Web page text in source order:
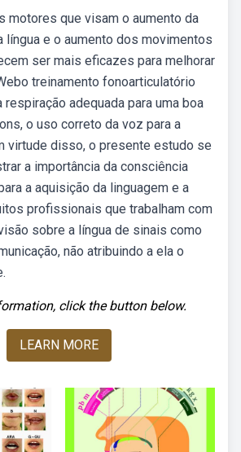
motores que visam o aumento da
língua e o aumento dos movimentos
ser mais eficazes para melhorar
treinamento fonoarticulatório
adequada para uma boa
o uso correto da voz para a
virtude disso, o presente estudo se
a importância da consciência
a aquisição da linguagem e a
profissionais que trabalham com
sobre a língua de sinais como
não atribuindo a ela o
click the button below.
LEARN MORE